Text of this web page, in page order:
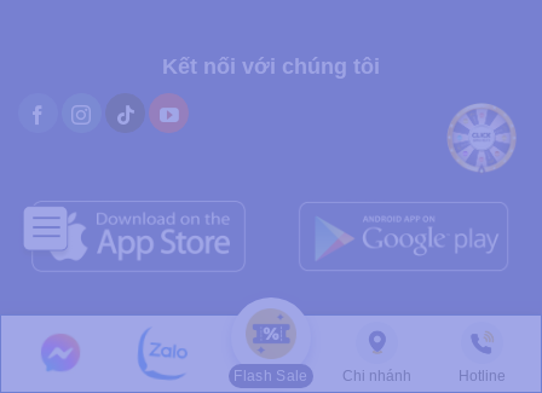
Kết nối với chúng tôi
ĐKKD số: 0316678190 do Sở Tài Chính Tp. HCM cấp ngày 15/01/2021
GPHĐ số: 353/BYT-GPHĐ do Bộ Y Tế cấp ngày 08/05/2024
Thời gian làm việc hàng ngày: 24/24h
Flash Sale Chi nhánh Hotline